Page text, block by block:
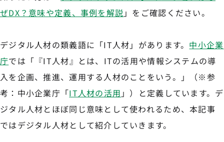
ぜDX？意味や定義、事例を解説 」をご確認ください。
デジタル人材の類義語に「IT人材」があります。 中小企業
庁では「『IT人材』とは、ITの活用や情報システムの導
入を企画、推進、運用する人材のことをいう。」（※参
考：中小企業庁「IT人材の活用 」）と定義しています。デ
ジタル人材とほぼ同じ意味として使われるため、本記事
ではデジタル人材として紹介していきます。